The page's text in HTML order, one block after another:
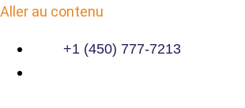
Aller au contenu
+1 (450) 777-7213